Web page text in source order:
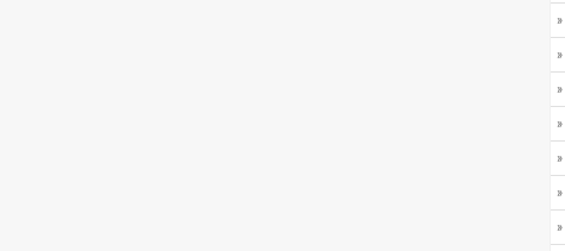
»
»
»
»
»
»
»